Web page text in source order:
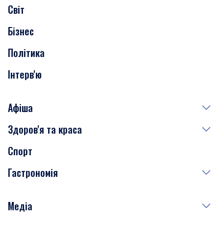
Нерухомість
Транспорт
Світ
Бізнес
Політика
Інтерв'ю
Афіша
Сьогодні
Завтра
Субота
Здоров'я та краса
Медицина
Краса
Спорт
Гастрономія
Рецепти
Медіа